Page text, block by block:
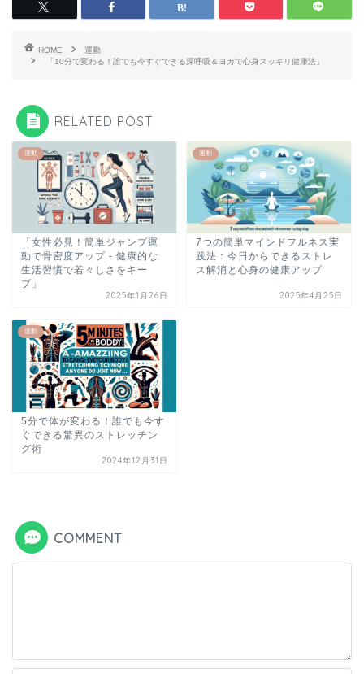
HOME
運動
「10分で変わる！誰でも今すぐできる深呼吸＆ヨガで心身スッキリ健康法」
RELATED POST
運動
「女性必見！簡単ジャンプ運
動で骨密度アップ - 健康的な
生活習慣で若々しさをキー
プ」
2025年1月26日
運動
7つの簡単マインドフルネス実
践法：今日からできるストレ
ス解消と心身の健康アップ
2025年4月25日
運動
5分で体が変わる！誰でも今す
ぐできる驚異のストレッチン
グ術
2024年12月31日
COMMENT